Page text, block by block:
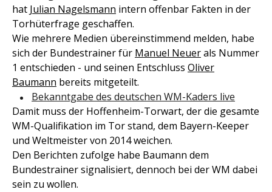
hat Julian Nagelsmann intern offenbar Fakten in der
Torhüterfrage geschaffen.
Wie mehrere Medien übereinstimmend melden, habe
sich der Bundestrainer für Manuel Neuerals Nummer
1 entschieden - und seinen Entschluss Oliver
Baumann bereits mitgeteilt.
Bekanntgabe des deutschen WM-Kaders live
Damit muss der Hoffenheim-Torwart, der die gesamte
WM-Qualifikation im Tor stand, dem Bayern-Keeper
und Weltmeister von 2014 weichen.
Den Berichten zufolge habe Baumann dem
Bundestrainer signalisiert, dennoch bei der WM dabei
sein zu wollen.